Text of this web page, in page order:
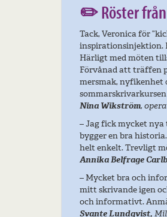
✏️ Röster
Tack, Veronica för
inspirationsinjektion.
Härligt med möten
Förvånad att träffen
mersmak, nyfikenhet
Nina Wikström,
– Jag fick mycket
bygger en bra
helt enkelt. Trevligt
Annika Belfrage
– Mycket bra och
mitt skrivande igen
och informativt.
Svante Lundqvist,